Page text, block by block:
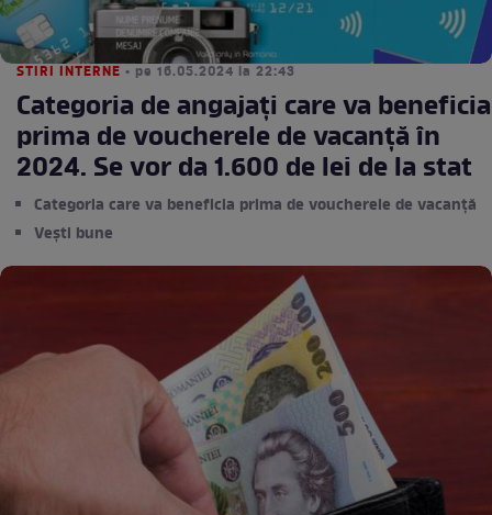
STIRI INTERNE • pe 16.05.2024 la 22:43
Categoria de angajați care va beneficia
prima de voucherele de vacanță în
2024. Se vor da 1.600 de lei de la stat
Categoria care va beneficia prima de voucherele de vacanță
Vești bune